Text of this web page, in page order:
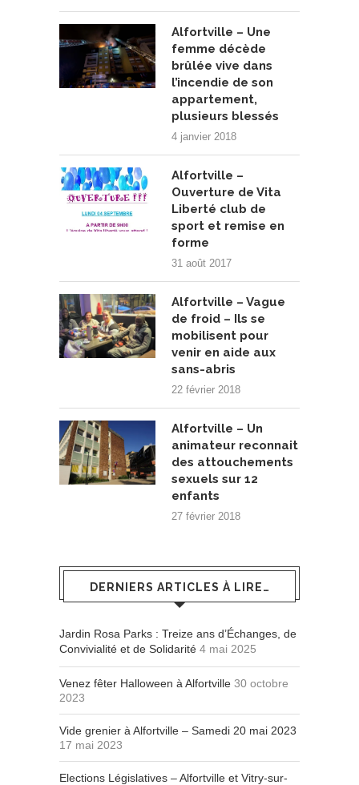
Alfortville – Une
femme décède
brûlée vive dans
l’incendie de son
appartement,
plusieurs blessés
4 janvier 2018
Alfortville –
Ouverture de Vita
Liberté club de
sport et remise en
forme
31 août 2017
Alfortville – Vague
de froid – Ils se
mobilisent pour
venir en aide aux
sans-abris
22 février 2018
Alfortville – Un
animateur reconnait
des attouchements
sexuels sur 12
enfants
27 février 2018
DERNIERS ARTICLES À LIRE…
Jardin Rosa Parks : Treize ans d’Échanges, de
Convivialité et de Solidarité 4 mai 2025
Venez fêter Halloween à Alfortville 30 octobre
2023
Vide grenier à Alfortville – Samedi 20 mai 2023
17 mai 2023
Elections Législatives – Alfortville et Vitry-sur-